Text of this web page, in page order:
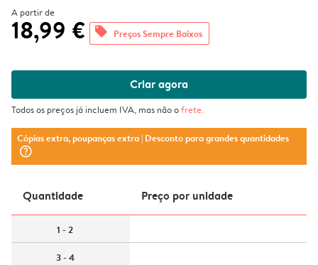
A partir de
18,99 € offers Preços Sempre Baixos
Criar agora
Todos os preços já incluem IVA, mas não ofrete.
Cópias extra, poupanças extra| Desconto para grandes quantidades
question_mark_circle
Quantidade Preço por unidade
1 - 2
3 - 4